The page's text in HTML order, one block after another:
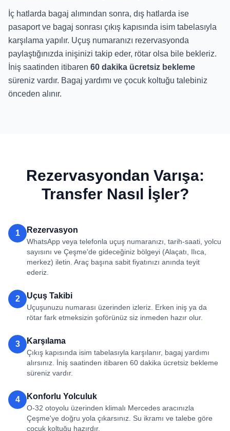
İç hatlarda bagaj alımından sonra, dış hatlarda ise
pasaport ve bagaj sonrası çıkış kapısında isim tabelasıyla
karşılama yapılır. Uçuş numaranızı rezervasyonda
paylaştığınızda inişinizi takip eder, rötar olsa bile bekleriz.
İniş saatinden itibaren 60 dakika ücretsiz bekleme
süreniz vardır. Bagaj yardımı ve çocuk koltuğu talebiniz
önceden alınır.
Rezervasyondan Varışa:
Transfer Nasıl İşler?
1 Rezervasyon
WhatsApp veya telefonla uçuş numaranızı, tarih-saati, yolcu
sayısını ve Çeşme'de gideceğiniz bölgeyi (Alaçatı, Ilıca,
merkez) iletin. Araç başına sabit fiyatınızı anında teyit
ederiz.
2 Uçuş Takibi
Uçuşunuzu numarası üzerinden izleriz. Erken iniş ya da
rötar fark etmeksizin şoförünüz siz inmeden hazır olur.
3 Karşılama
Çıkış kapısında isim tabelasıyla karşılanır, bagaj yardımı
alırsınız. İniş saatinden itibaren 60 dakika ücretsiz bekleme
süreniz vardır.
4 Konforlu Yolculuk
O-32 otoyolu üzerinden klimalı Mercedes aracınızla
Çeşme'ye doğru yola çıkarsınız. Su ikramı ve talebe göre
çocuk koltuğu hazırdır.